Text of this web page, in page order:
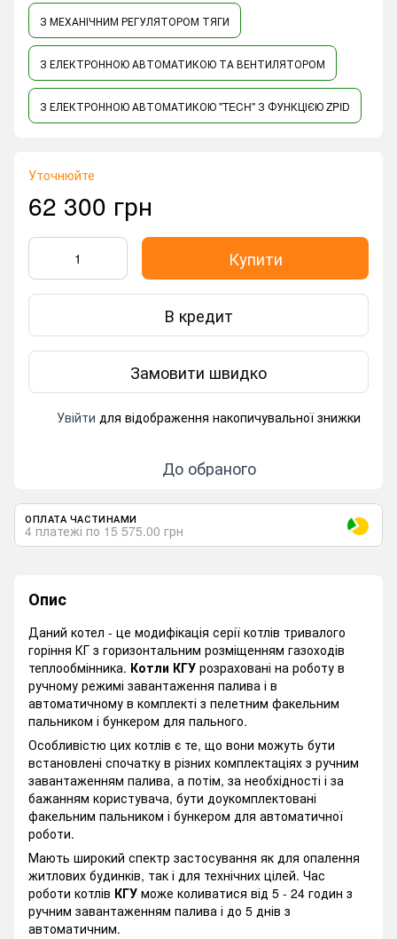
З МЕХАНІЧНИМ РЕГУЛЯТОРОМ ТЯГИ
З ЕЛЕКТРОННОЮ АВТОМАТИКОЮ ТА ВЕНТИЛЯТОРОМ
З ЕЛЕКТРОННОЮ АВТОМАТИКОЮ "TECH" З ФУНКЦІЄЮ ZPID
Уточнюйте
62 300 грн
Купити
В кредит
Замовити швидко
Увійти для відображення накопичувальної знижки
До обраного
ОПЛАТА ЧАСТИНАМИ
4 платежі по 15 575.00 грн
Опис
Даний котел - це модифікація серії котлів тривалого
горіння КГ з горизонтальним розміщенням газоходів
теплообмінника. Котли КГУ розраховані на роботу в
ручному режимі завантаження палива і в
автоматичному в комплекті з пелетним факельним
пальником і бункером для пального.
Особливістю цих котлів є те, що вони можуть бути
встановлені спочатку в різних комплектаціях з ручним
завантаженням палива, а потім, за необхідності і за
бажанням користувача, бути доукомплектовані
факельним пальником і бункером для автоматичної
роботи.
Мають широкий спектр застосування як для опалення
житлових будинків, так і для технічних цілей. Час
роботи котлів КГУ може коливатися від 5 - 24 годин з
ручним завантаженням палива і до 5 днів з
автоматичним.